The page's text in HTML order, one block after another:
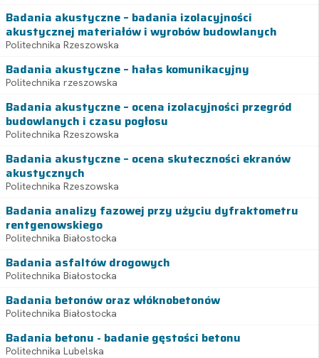
Badania akustyczne – badania izolacyjności
akustycznej materiałów i wyrobów budowlanych
Politechnika Rzeszowska
Badania akustyczne – hałas komunikacyjny
Politechnika rzeszowska
Badania akustyczne – ocena izolacyjności przegród
budowlanych i czasu pogłosu
Politechnika Rzeszowska
Badania akustyczne – ocena skuteczności ekranów
akustycznych
Politechnika Rzeszowska
Badania analizy fazowej przy użyciu dyfraktometru
rentgenowskiego
Politechnika Białostocka
Badania asfaltów drogowych
Politechnika Białostocka
Badania betonów oraz włóknobetonów
Politechnika Białostocka
Badania betonu - badanie gęstości betonu
Politechnika Lubelska